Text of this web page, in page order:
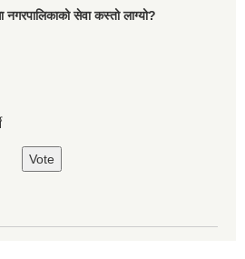
नगरपालिकाको सेवा कस्तो लाग्यो?